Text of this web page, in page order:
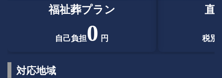
福祉葬プラン
自己負担0 円
直
税別
対応地域